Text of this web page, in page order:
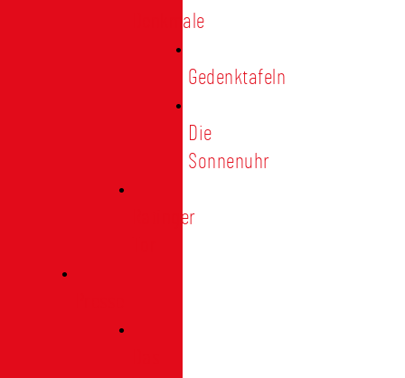
Denkmale
Gedenktafeln
Die
Sonnenuhr
Ratinger